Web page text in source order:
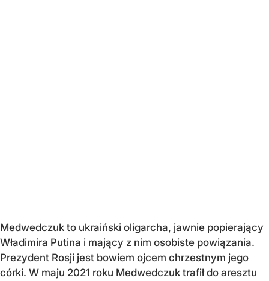
Medwedczuk to ukraiński oligarcha, jawnie popierający
Władimira Putina i mający z nim osobiste powiązania.
Prezydent Rosji jest bowiem ojcem chrzestnym jego
córki. W maju 2021 roku Medwedczuk trafił do aresztu